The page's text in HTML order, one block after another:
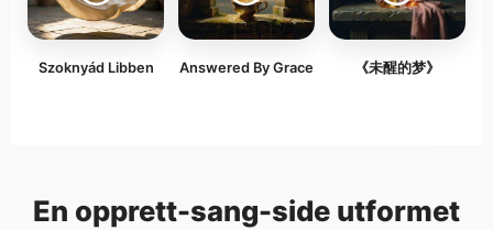
Szoknyád Libben Answered By Grace 《未醒的梦》
En opprett-sang-side utformet